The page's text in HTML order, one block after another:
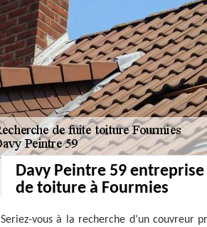
Davy Peintre 59
de toiture à Fourmies
Seriez-vous à la recherche d’un couvreur